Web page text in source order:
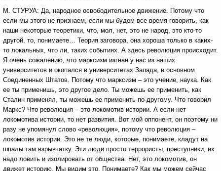
М. СТУРУА: Да, народное освободительное движение. Потому что
если мы этого не признаем, если мы будем все время говорить, как
наши некоторые теоретики, что, мол, нет, это не народ, это кто-то
другой, то, понимаете… Теория заговора, она хороша только в каких-
то локальных, что ли, таких событиях. А здесь революция происходит.
Я очень сожалению, что марксизм изгнан у нас из наших
университетов и окопался в университетах Запада, в основном
Соединенных Штатов. Потому что марксизм – это учение, наука. Как
ее ты применишь, это другое дело. Ты можешь ее применить, как
Сталин применял, ты можешь ее применить по-другому. Что говорил
Маркс? Что революция – это локомотив истории. А если нет
локомотива истории, то нет развития. Вот мой оппонент, он поэтому ни
разу не упомянул слово «революция», потому что революция –
локомотив истории. Это не те люди, которые, понимаете, кладут на
шпалы там взрывчатку. Эти люди просто террористы, преступники, их
надо ловить и изолировать от общества. Нет, это локомотив, он
движет историю. Мы видим это. Понимаете? Как мы можем сейчас